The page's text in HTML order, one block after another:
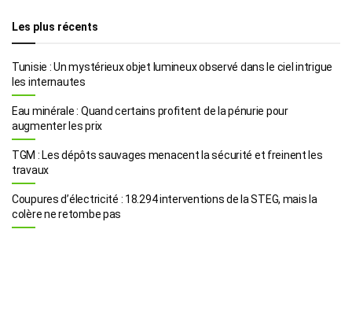
Les plus récents
Tunisie : Un mystérieux objet lumineux observé dans le ciel intrigue
les internautes
Eau minérale : Quand certains profitent de la pénurie pour
augmenter les prix
TGM : Les dépôts sauvages menacent la sécurité et freinent les
travaux
Coupures d’électricité : 18.294 interventions de la STEG, mais la
colère ne retombe pas